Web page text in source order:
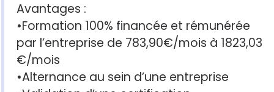
Avantages :
•Formation 100% financée et rémunérée
par l’entreprise de 783,90€/mois à 1823,03
€/mois
•Alternance au sein d’une entreprise